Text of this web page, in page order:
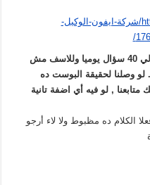
https://www.facebook.com/شركة-ايفون-الوكيل-
رجاء العلم اننا بيوصلنا حوالي 40 سؤال يوميا وللاسف مش
وصلنا لحقيقة البوست ده
متابعنا , لو فيه أي اضفة تانية
الكلام ده مظبوط ولا لاء أرجو